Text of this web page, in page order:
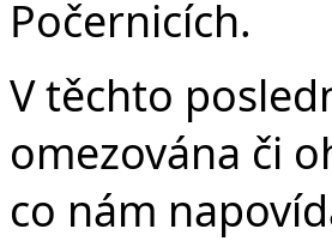
Počernicích.
V těchto
omezována či
co nám